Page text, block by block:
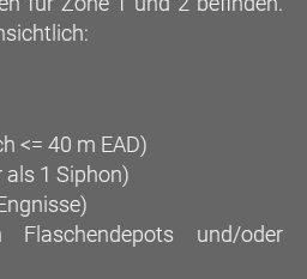
<= 40 m EAD)
1 Siphon)
Flaschendepots und/oder